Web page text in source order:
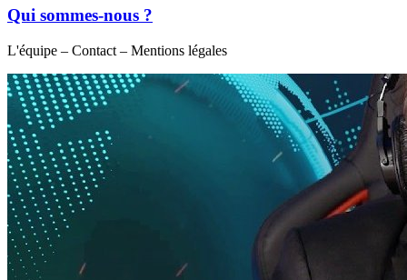
Qui sommes-nous ?
L'équipe – Contact – Mentions légales